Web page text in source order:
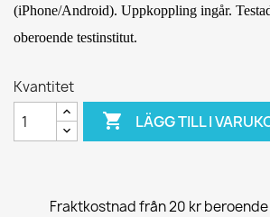
(iPhone/Android). Uppkoppling ingår.
oberoende testinstitut.
Kvantitet
 LÄGG TILL I
Fraktkostnad från 20 kr